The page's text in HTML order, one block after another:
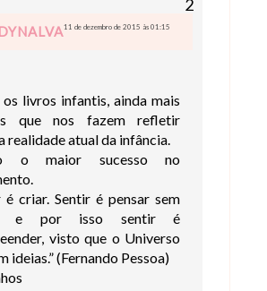
11 de dezembro de 2015 às 01:15
livros infantis, ainda mais
que nos fazem refletir
realidade atual da infância.
o maior sucesso no
é criar. Sentir é pensar sem
e por isso sentir é
visto que o Universo
ideias.” (Fernando Pessoa)